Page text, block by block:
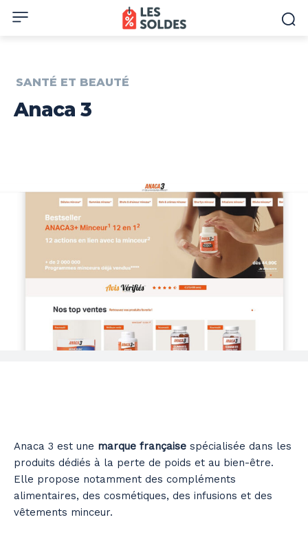
SANTÉ ET BEAUTÉ
Anaca 3
Anaca 3 est une marque française spécialisée dans les
produits dédiés à la perte de poids et au bien-être.
Elle propose notamment des compléments
alimentaires, des cosmétiques, des infusions et des
vêtements minceur.